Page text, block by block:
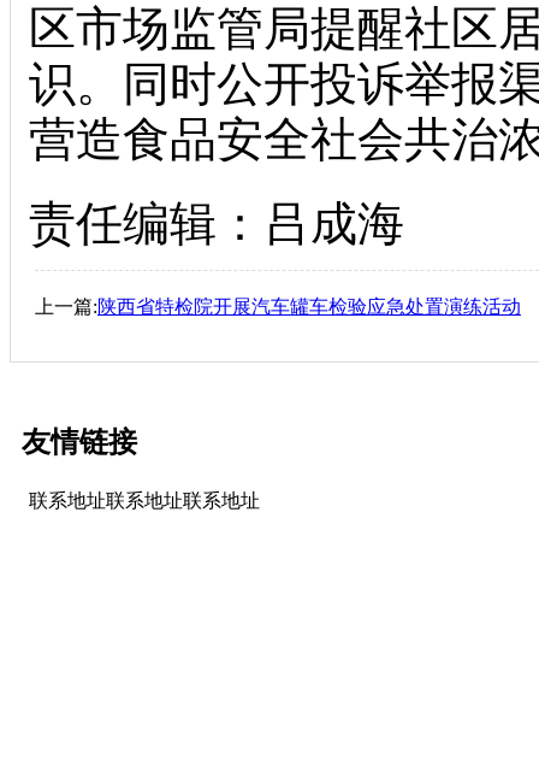
区市场监管局提醒社区
识。同时公开投诉举报
营造食品安全社会共治
责任编辑：吕成海
上一篇:陕西省特检院开展汽车罐车检验应急处置演练活动
友情链接
联系地址联系地址联系地址